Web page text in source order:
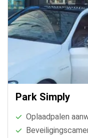
Park Simply
Oplaadpalen